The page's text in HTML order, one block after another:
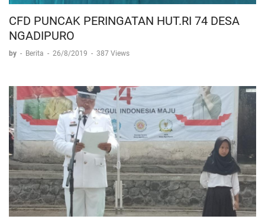
CFD PUNCAK PERINGATAN HUT.RI 74 DESA
NGADIPURO
by - Berita - 26/8/2019 - 387 Views